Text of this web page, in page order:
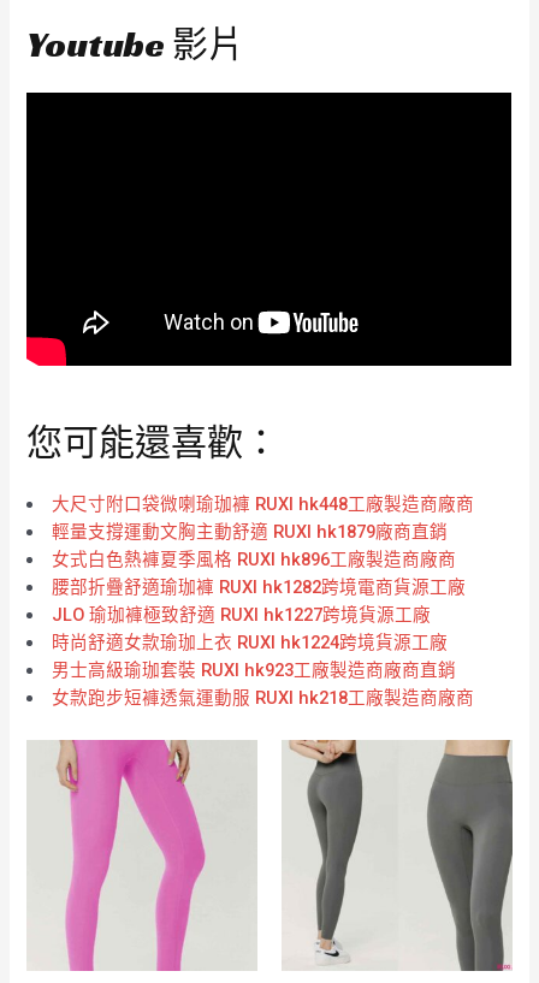
Youtube 影片
您可能還喜歡：
大尺寸附口袋微喇瑜珈褲 RUXI hk448工廠製造商廠商
輕量支撐運動文胸主動舒適 RUXI hk1879廠商直銷
女式白色熱褲夏季風格 RUXI hk896工廠製造商廠商
腰部折疊舒適瑜珈褲 RUXI hk1282跨境電商貨源工廠
JLO 瑜珈褲極致舒適 RUXI hk1227跨境貨源工廠
時尚舒適女款瑜珈上衣 RUXI hk1224跨境貨源工廠
男士高級瑜珈套裝 RUXI hk923工廠製造商廠商直銷
女款跑步短褲透氣運動服 RUXI hk218工廠製造商廠商